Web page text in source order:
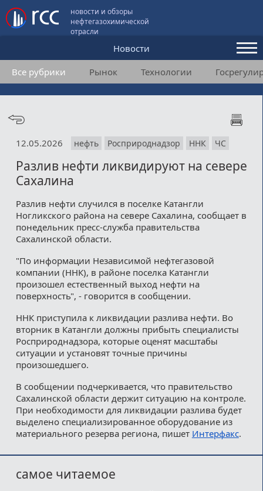
новости и обзоры
нефтегазохимической
отрасли
Новости
Аналитика и мнения
Конференции
Подписка
Медиакит
Все рубрики Рынок Технологии
12.05.2026 нефть Росприроднадзор ННК ЧС
Разлив нефти ликвидируют на севере
Сахалина
Разлив нефти случился в поселке Катангли
Ногликского района на севере Сахалина, сообщает в
понедельник пресс-служба правительства
Сахалинской области.
"По информации Независимой нефтегазовой
компании (ННК), в районе поселка Катангли
произошел естественный выход нефти на
поверхность", - говорится в сообщении.
ННК приступила к ликвидации разлива нефти. Во
вторник в Катангли должны прибыть специалисты
Росприроднадзора, которые оценят масштабы
ситуации и установят точные причины
произошедшего.
В сообщении подчеркивается, что правительство
Сахалинской области держит ситуацию на контроле.
При необходимости для ликвидации разлива будет
выделено специализированное оборудование из
материального резерва региона, пишет Интерфакс.
самое читаемое